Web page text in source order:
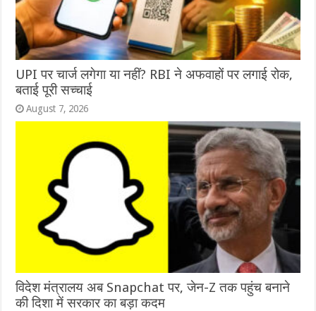
UPI पर चार्ज लगेगा या नहीं? RBI ने अफवाहों पर लगाई रोक,
बताई पूरी सच्चाई
August 7, 2026
विदेश मंत्रालय अब Snapchat पर, जेन-Z तक पहुंच बनाने
की दिशा में सरकार का बड़ा कदम